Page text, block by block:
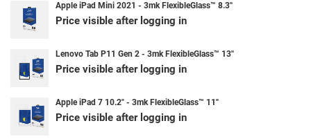
Apple iPad Mini 2021 - 3mk FlexibleGlass™ 8.3''
Price visible after logging in
Lenovo Tab P11 Gen 2 - 3mk FlexibleGlass™ 13''
Price visible after logging in
Apple iPad 7 10.2" - 3mk FlexibleGlass™ 11''
Price visible after logging in